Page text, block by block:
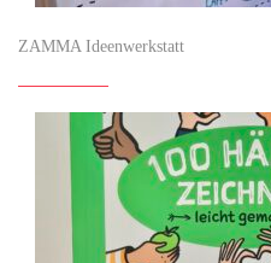
ZAMMA Ideenwerkstatt